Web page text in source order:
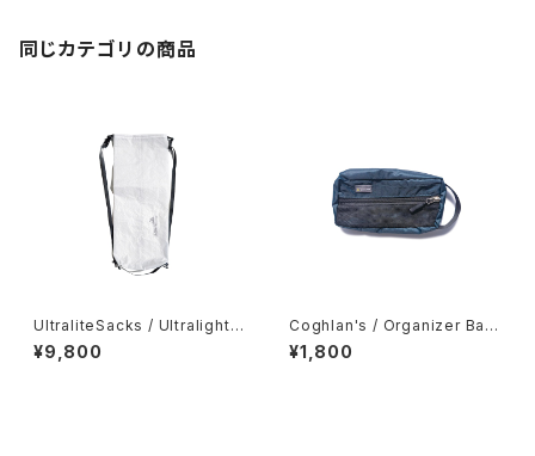
同じカテゴリの商品
UltraliteSacks / Ultralight
Compression Sack
¥9,800
Coghlan's / Organizer Bag
s -Small-
¥1,800